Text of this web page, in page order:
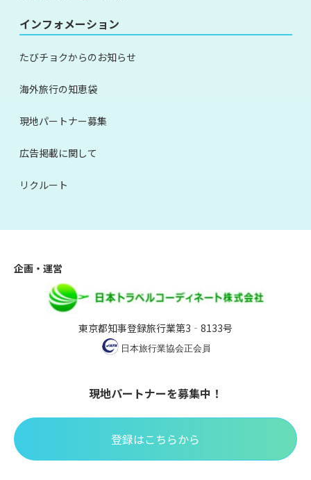
インフォメーション
たびチョクからのお知らせ
海外旅行の知恵袋
現地パートナー募集
広告掲載に関して
リクルート
企画・運営
東京都知事登録旅行業第3‐8133号
現地パートナーを募集中！
登録はこちらから